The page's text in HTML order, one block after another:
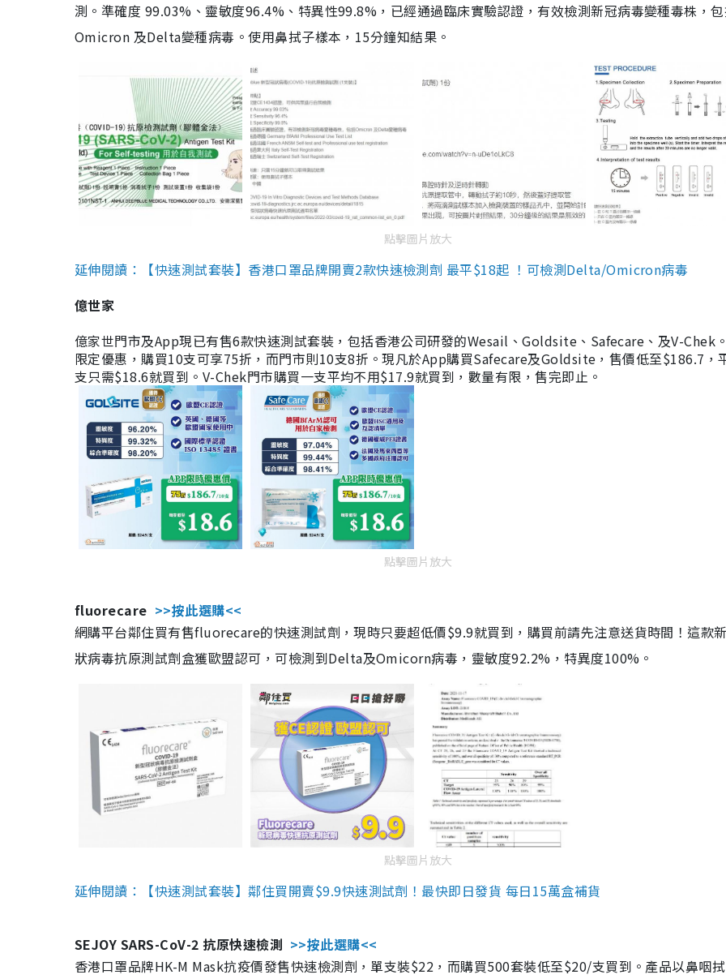
測。準確度 99.03%、靈敏度96.4%、特異性99.8%，已經通過臨床實驗認證，有效檢測新冠病毒變種毒株，
Omicron 及Delta變種病毒。使用鼻拭子樣本，15分鐘知結果。
點擊圖片放大
延伸閱讀：【快速測試套裝】香港口罩品牌開賣2款快速檢測劑 最平$18起 ！可檢測Delta/Omicron病毒
億世家
億家世門市及App現已有售6款快速測試套裝，包括香港公司研發的Wesail、Goldsite、Safecare、及V-Chek
限定優惠，購買10支可享75折，而門市則10支8折。現凡於App購買Safecare及Goldsite，售價低至$186.7，
支只需$18.6就買到。V-Chek門市購買一支平均不用$17.9就買到，數量有限，售完即止。
點擊圖片放大
fluorecare >>按此選購<<
網購平台鄰住買有售fluorecare的快速測試劑，現時只要超低價$9.9就買到，購買前請先注意送貨時間！這款
狀病毒抗原測試劑盒獲歐盟認可，可檢測到Delta及Omicorn病毒，靈敏度92.2%，特異度100%。
點擊圖片放大
延伸閱讀：【快速測試套裝】鄰住買開賣$9.9快速測試劑！最快即日發貨 每日15萬盒補貨
SEJOY SARS-CoV-2 抗原快速檢測 >>按此選購<<
香港口罩品牌HK-M Mask抗疫價發售快速檢測劑，單支裝$22，而購買500套裝低至$20/支買到。產品以鼻咽